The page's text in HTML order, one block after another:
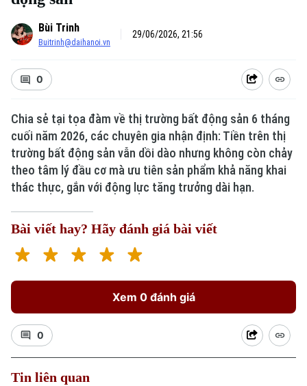
Xu hướng
Bùi Trinh
Buitrinh@daihanoi.vn
29/06/2026, 21:56
0
Chia sẻ tại tọa đàm về thị trường bất động sản 6 tháng
cuối năm 2026, các chuyên gia nhận định: Tiền trên thị
trường bất động sản vẫn dồi dào nhưng không còn chảy
theo tâm lý đầu cơ mà ưu tiên sản phẩm khả năng khai
thác thực, gắn với động lực tăng trưởng dài hạn.
Bài viết hay? Hãy đánh giá bài viết
Xem 0 đánh giá
0
Tin liên quan